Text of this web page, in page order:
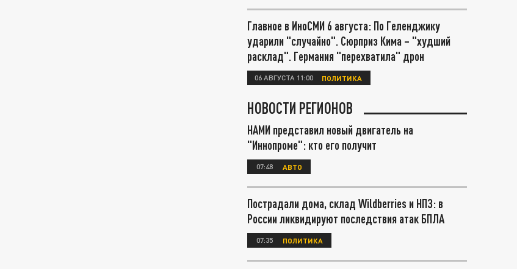
Главное в ИноСМИ 6 августа: По Геленджику
ударили "случайно". Сюрприз Кима – "худший
расклад". Германия "перехватила" дрон
06 АВГУСТА 11:00 ПОЛИТИКА
НОВОСТИ РЕГИОНОВ
НАМИ представил новый двигатель на
"Иннопроме": кто его получит
07:48 АВТО
Пострадали дома, склад Wildberries и НПЗ: в
России ликвидируют последствия атак БПЛА
07:35 ПОЛИТИКА